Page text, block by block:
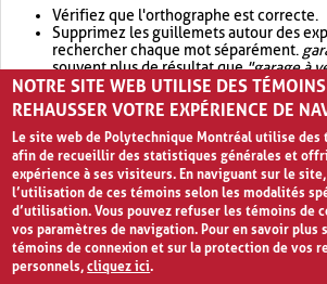
Vérifiez que l'orthographe est correcte.
Supprimez les guillemets autour des
rechercher chaque mot séparément.
souvent plus de résultat que"garage à
Envisagez d'élargir votre recherche avec
retournera souvent plus de résultat que
NOTRE SITE WEB UTILISE DES
REHAUSSER VOTRE EXPÉRIENCE DE
Le site web de Polytechnique Montréal utilise des
afin de recueillir des statistiques générales et
expérience à ses visiteurs. En naviguant sur le
l’utilisation de ces témoins selon les modalités
d’utilisation. Vous pouvez refuser les témoins de
vos paramètres de navigation. Pour en savoir plus
témoins de connexion et sur la protection de vos
personnels,cliquez ici.